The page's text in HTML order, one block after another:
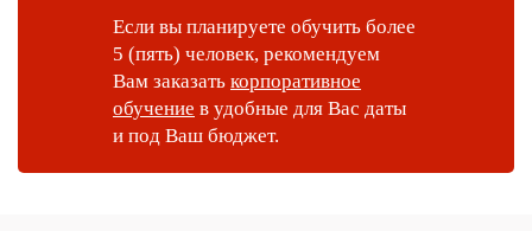
Если вы планируете обучить более
5 (пять) человек, рекомендуем
Вам заказать корпоративное
обучение в удобные для Вас даты
и под Ваш бюджет.